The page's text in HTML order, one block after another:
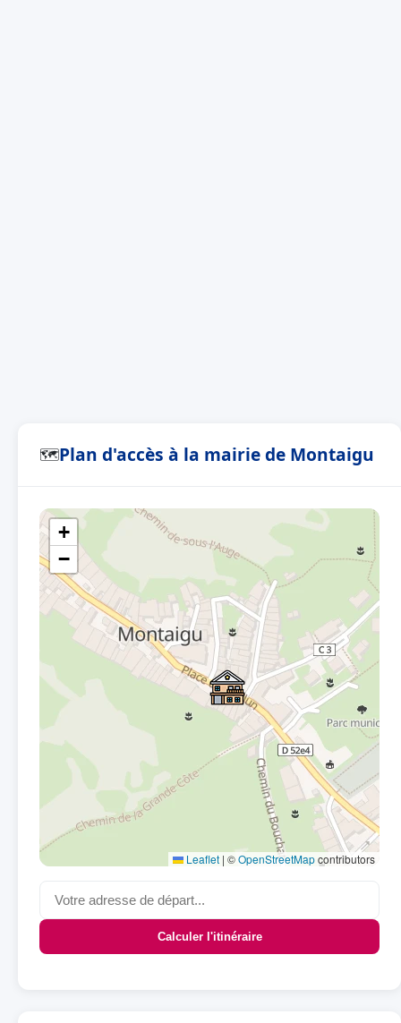
🗺Plan d'accès à la mairie de Montaigu
+
−
Leaflet | ©OpenStreetMapcontributors
Calculer l'itinéraire